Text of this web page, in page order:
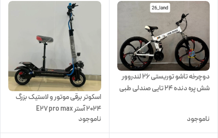
دوچرخه تاشو توریستی ۲۶ لندروور
شش پره دنده ۲۴ تایی صندلی طبی
ناموجود
اسکوتر برقی موتور و لاستیک بزرگ
2024 آستر E27 pro max
ناموجود